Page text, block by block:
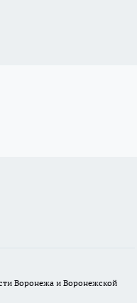
Воронежа и Воронежской